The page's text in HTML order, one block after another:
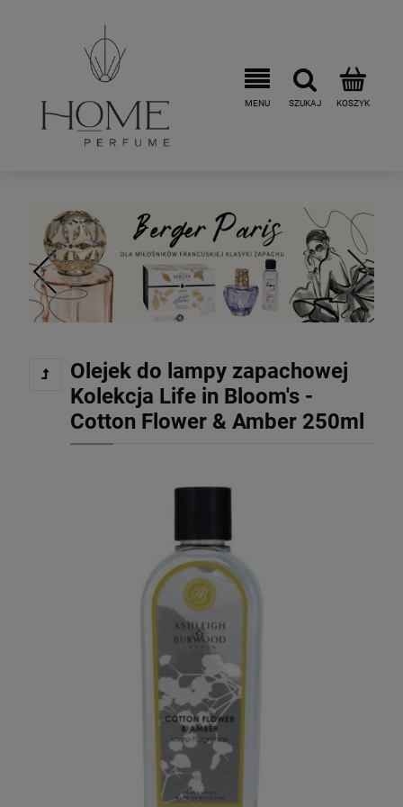
Olejek do lampy zapachowej
Kolekcja Life in Bloom's -
Cotton Flower & Amber 250ml